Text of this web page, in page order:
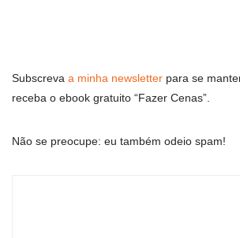
Subscreva a minha newsletter para se
receba o ebook gratuito “Fazer Cenas”.
Não se preocupe: eu também odeio spam!